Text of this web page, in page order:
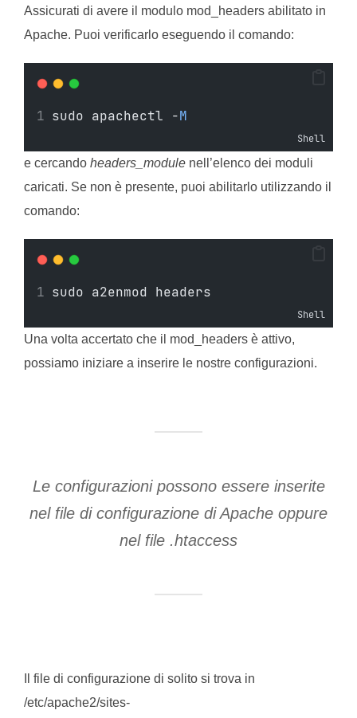
Assicurati di avere il modulo mod_headers abilitato in
Apache. Puoi verificarlo eseguendo il comando:
sudo apachectl -M
Shell
e cercando headers_module nell’elenco dei moduli
caricati. Se non è presente, puoi abilitarlo utilizzando il
comando:
sudo a2enmod headers
Shell
Una volta accertato che il mod_headers è attivo,
possiamo iniziare a inserire le nostre configurazioni.
Le configurazioni possono essere inserite
nel file di configurazione di Apache oppure
nel file .htaccess
Il file di configurazione di solito si trova in
/etc/apache2/sites-